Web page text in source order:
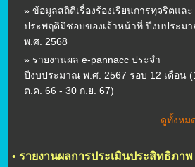
» ข้อมูลสถิติเรื่องร้องเรียนการทุจริตและ
ประพฤติมิชอบของเจ้าหน้าที่ ปีงบประม
พ.ศ. 2568
» รายงานผล e-pannacc ประจำ
ปีงบประมาณ พ.ศ. 2567 รอบ 12 เดือน
ต.ค. 66 - 30 ก.ย. 67)
ดูทั้งหม
• รายงานผลการประเมินประสิทธิภาพ